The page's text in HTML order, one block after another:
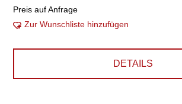
Preis auf Anfrage
Zur Wunschliste hinzufügen
DETAILS